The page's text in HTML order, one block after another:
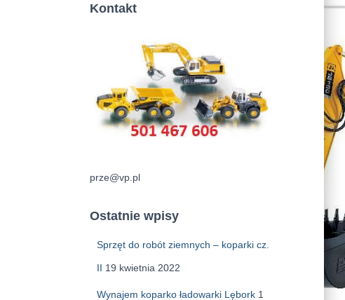
Kontakt
prze@vp.pl
Ostatnie wpisy
Sprzęt do robót ziemnych – koparki cz.
II 19 kwietnia 2022
Wynajem koparko ładowarki Lębork 1